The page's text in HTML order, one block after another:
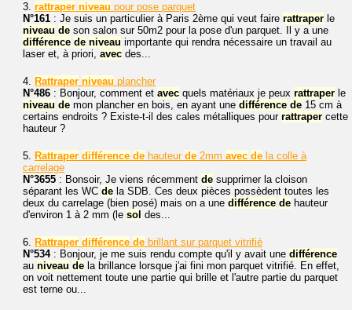
3. rattraper niveau pour pose parquet
N°161 : Je suis un particulier à Paris 2ème qui veut faire rattraper le
niveau de son salon sur 50m2 pour la pose d'un parquet. Il y a une
différence de niveau importante qui rendra nécessaire un travail au
laser et, à priori, avec des...
4. Rattraper niveau plancher
N°486 : Bonjour, comment et avec quels matériaux je peux rattraper le
niveau de mon plancher en bois, en ayant une différence de 15 cm à
certains endroits ? Existe-t-il des cales métalliques pour rattraper cette
hauteur ?
5. Rattraper différence de hauteur de 2mm avec de la colle à
carrelage
N°3655 : Bonsoir, Je viens récemment de supprimer la cloison
séparant les WC de la SDB. Ces deux pièces possèdent toutes les
deux du carrelage (bien posé) mais on a une différence de hauteur
d'environ 1 à 2 mm (le sol des...
6. Rattraper différence de brillant sur parquet vitrifié
N°534: Bonjour, je me suis rendu compte qu'il y avait une différence
au niveau de la brillance lorsque j'ai fini mon parquet vitrifié. En effet,
on voit nettement toute une partie qui brille et l'autre partie du parquet
est terne ou...